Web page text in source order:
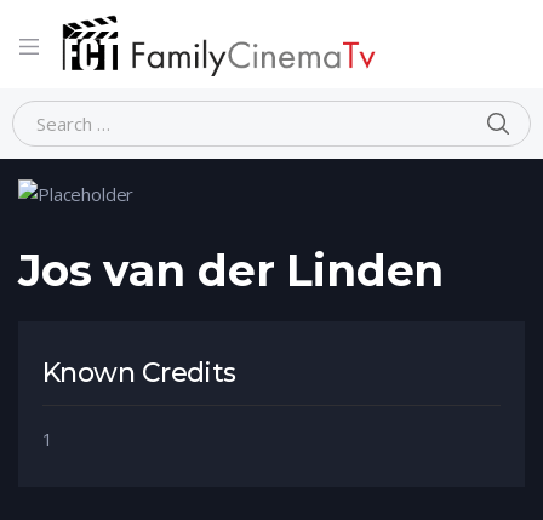
Home Person Jos van der Linden
Jos van der Linden
Known Credits
1